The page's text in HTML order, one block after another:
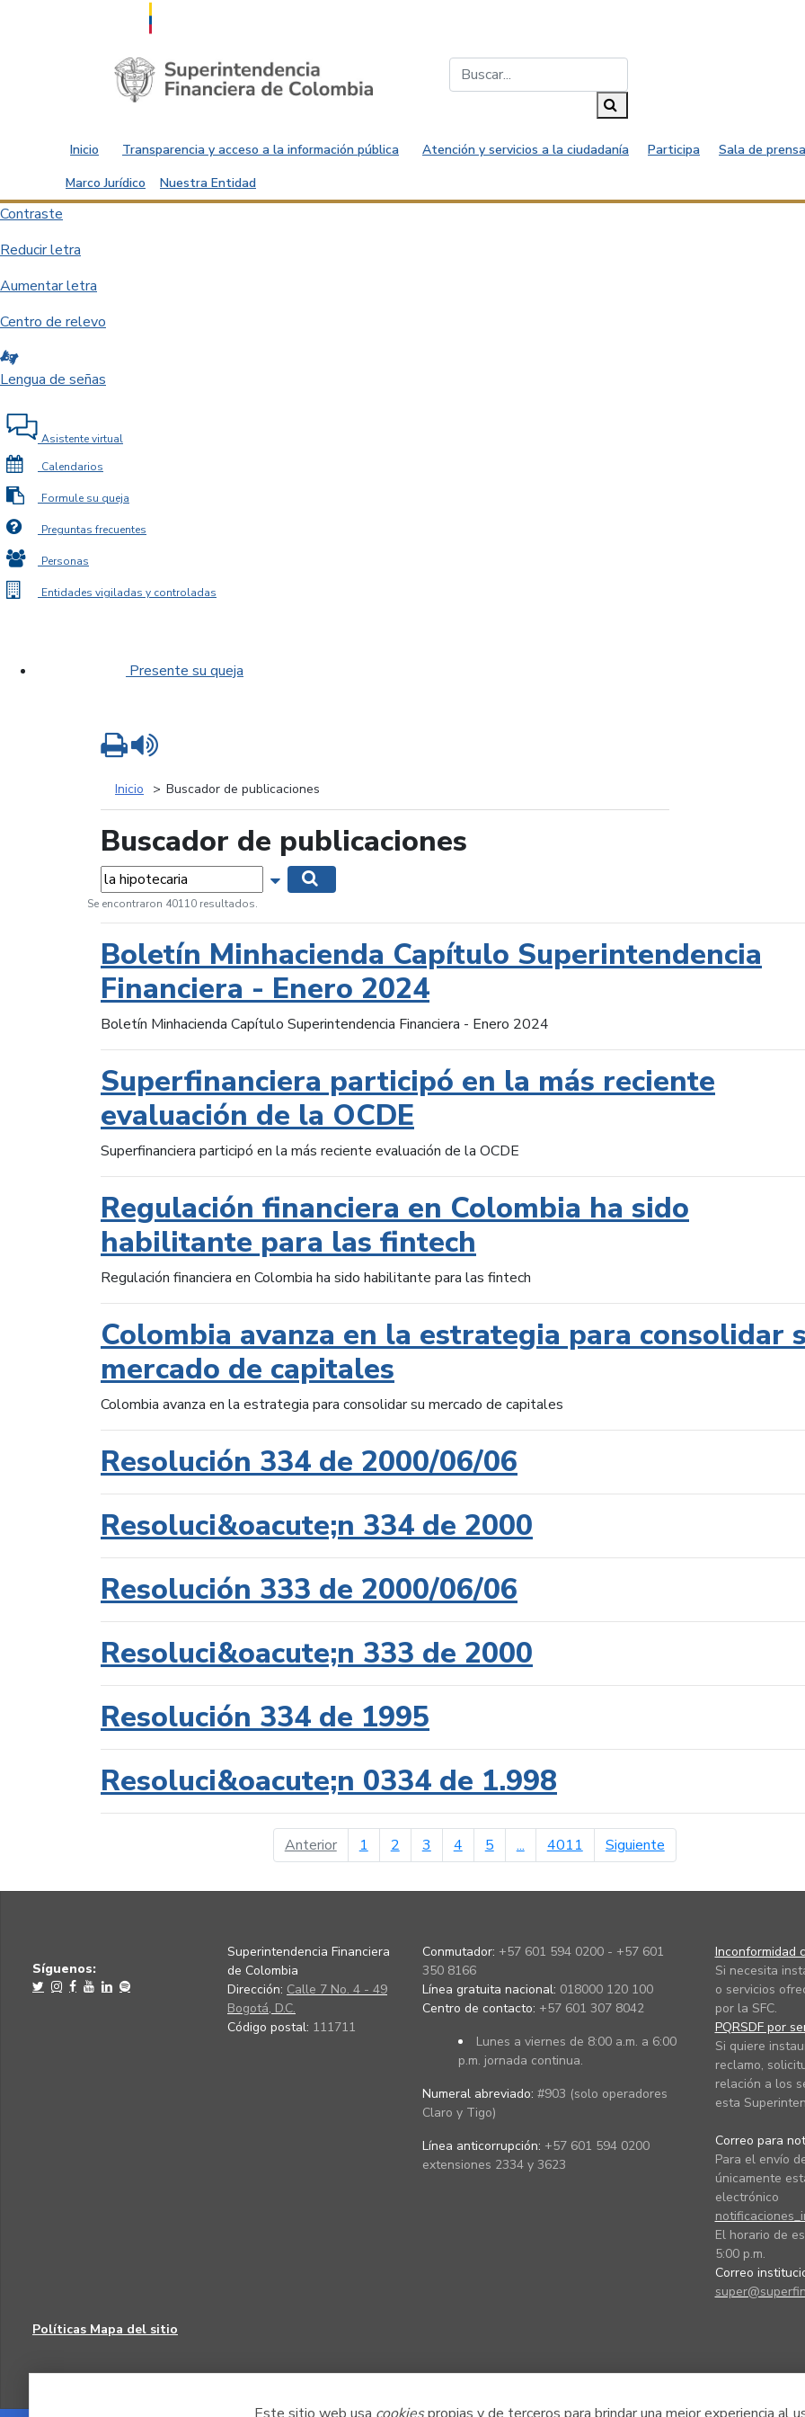
Saltar al contenido principal
Inicio Transparencia y acceso a la información pública Atención y servicios a la ciudadanía Participa
Sala de
Marco Jurídico
Nuestra Entidad
Contraste
Reducir letra
Aumentar letra
Centro de relevo
Lengua de señas
Asistente virtual
Calendarios
Formule su queja
Preguntas frecuentes
Personas
Entidades vigiladas y controladas
Presente su queja
Inicio Buscador de publicaciones
Buscador de publicaciones
Palabras... Mostrar opciones de búsqueda
Se encontraron 40110 resultados.
Boletín Minhacienda Capítulo Superintendencia
Financiera - Enero 2024
Boletín Minhacienda Capítulo Superintendencia Financiera - Enero 2024
Superfinanciera participó en la más reciente
evaluación de la OCDE
Superfinanciera participó en la más reciente evaluación de la OCDE
Regulación financiera en Colombia ha sido
habilitante para las fintech
Regulación financiera en Colombia ha sido habilitante para las fintech
Colombia avanza en la estrategia para consolidar
mercado de capitales
Colombia avanza en la estrategia para consolidar su mercado de capitales
Resolución 334 de 2000/06/06
Resoluci&oacute;n 334 de 2000
Resolución 333 de 2000/06/06
Resoluci&oacute;n 333 de 2000
Resolución 334 de 1995
Resoluci&oacute;n 0334 de 1.998
Anteriorpágina anterior
1 2 3 4 5 ... 4011 Siguientepágina siguiente
Imprimir
Síguenos:
Superintendencia Financiera
de Colombia
Dirección: Calle 7 No. 4 - 49
Bogotá, D.C.
Código postal: 111711
Conmutador: +57 601 594 0200 - +57 601
350 8166
Línea gratuita nacional: 018000 120 100
Centro de contacto: +57 601 307 8042
Lunes a viernes de 8:00 a.m. a 6:00
p.m. jornada continua.
Numeral abreviado: #903 (solo operadores
Claro y Tigo)
Línea anticorrupción: +57 601 594 0200
extensiones 2334 y 3623
Inconformidad
Si necesita
o servicios
por la SFC.
PQRSDF por
Si quiere
reclamo,
relación a los
esta
Correo para
Para el envío
únicamente
electrónico
El horario de
5:00 p.m.
Correo
Políticas Mapa del sitio